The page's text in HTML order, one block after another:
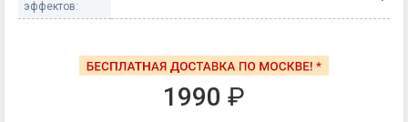
эффектов:
1990 ₽